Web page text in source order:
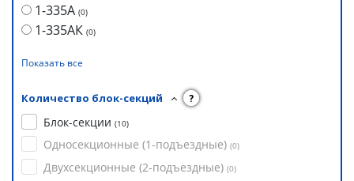
1-335А (0)
1-335АК (0)
Показать все
Количество блок-секций ?
Блок-секции (10)
Односекционные (1-подъездные) (0)
Двухсекционные (2-подъездные) (0)